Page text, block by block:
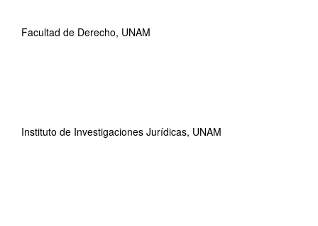
Facultad de Derecho, UNAM
Instituto de Investigaciones Jurídicas, UNAM